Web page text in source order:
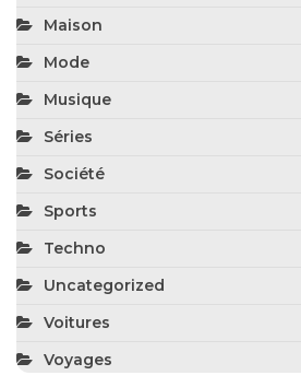
Maison
Mode
Musique
Séries
Société
Sports
Techno
Uncategorized
Voitures
Voyages